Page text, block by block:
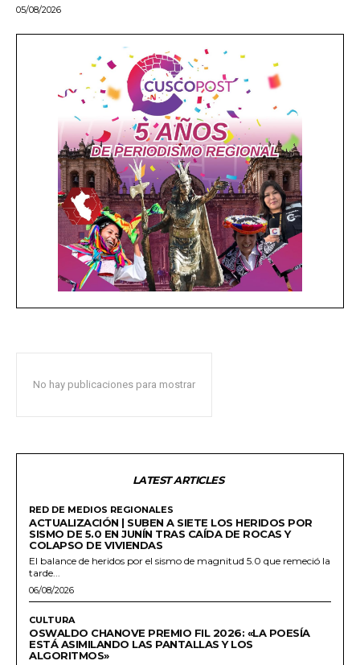
05/08/2026
No hay publicaciones para mostrar
LATEST ARTICLES
RED DE MEDIOS REGIONALES
ACTUALIZACIÓN | SUBEN A SIETE LOS HERIDOS POR
SISMO DE 5.0 EN JUNÍN TRAS CAÍDA DE ROCAS Y
COLAPSO DE VIVIENDAS
El balance de heridos por el sismo de magnitud 5.0 que remeció la
tarde...
06/08/2026
CULTURA
OSWALDO CHANOVE PREMIO FIL 2026: «LA POESÍA
ESTÁ ASIMILANDO LAS PANTALLAS Y LOS
ALGORITMOS»